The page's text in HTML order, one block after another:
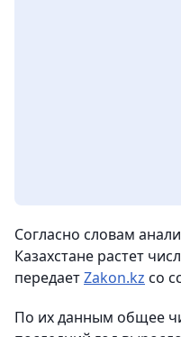
Согласно словам
Казахстане растет
передаетZakon.kz со
По их данным общее